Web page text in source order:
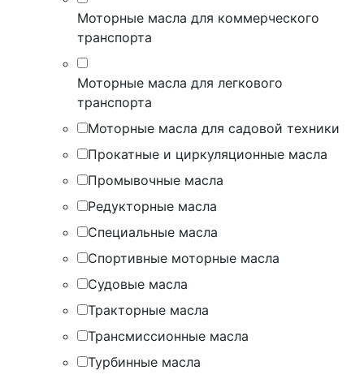
Моторные масла для коммерческого
транспорта
Моторные масла для легкового
транспорта
Моторные масла для садовой техники
Прокатные и циркуляционные масла
Промывочные масла
Редукторные масла
Специальные масла
Спортивные моторные масла
Судовые масла
Тракторные масла
Трансмиссионные масла
Турбинные масла